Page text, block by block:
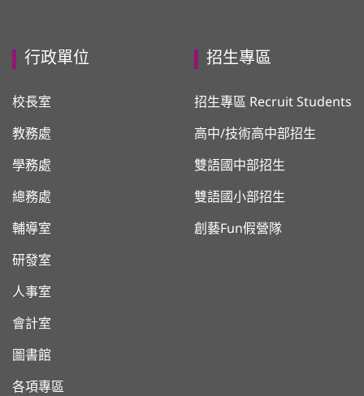
行政單位
校長室
教務處
學務處
總務處
輔導室
研發室
人事室
會計室
圖書館
各項專區
招生專區
招生專區 Recruit Students
高中/技術高中部招生
雙語國中部招生
雙語國小部招生
創藝Fun假營隊